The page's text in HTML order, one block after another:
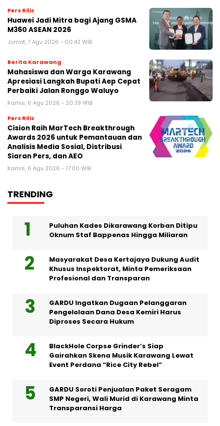
Pers Rilis
Huawei Jadi Mitra bagi Ajang GSMA
M360 ASEAN 2026
Jumat, 7 Agu 2026 - 00:42 WIB
Berita Karawang
Mahasiswa dan Warga Karawang
Apresiasi Langkah Bupati Aep Cepat
Perbaiki Jalan Ronggo Waluyo
Kamis, 6 Agu 2026 - 20:39 WIB
Pers Rilis
Cision Raih MarTech Breakthrough
Awards 2026 untuk Pemantauan dan
Analisis Media Sosial, Distribusi
Siaran Pers, dan AEO
Kamis, 6 Agu 2026 - 17:00 WIB
TRENDING
Puluhan Kades Dikarawang Korban Ditipu
Oknum Staf Bappenas Hingga Miliaran
Masyarakat Desa Kertajaya Dukung Audit
Khusus Inspektorat, Minta Pemeriksaan
Profesional dan Transparan
GARDU Ingatkan Dugaan Pelanggaran
Pengelolaan Dana Desa Kemiri Harus
Diproses Secara Hukum
BlackHole Corpse Grinder’s Siap
Gairahkan Skena Musik Karawang Lewat
Event Perdana “Rice City Rebel”
GARDU Soroti Penjualan Paket Seragam
SMP Negeri, Wali Murid di Karawang Minta
Transparansi Harga